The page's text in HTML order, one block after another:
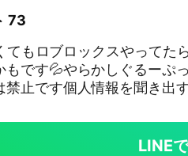
73
てもロブロックスやってた
です💦やらかしぐるーぷ
止です個人情報を聞き出
LINE